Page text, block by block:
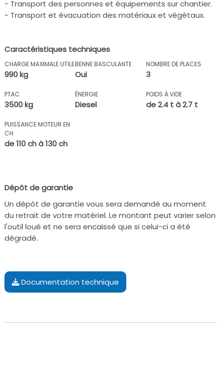
- Transport des personnes et équipements sur chantier.
- Transport et évacuation des matériaux et végétaux.
Caractéristiques techniques
CHARGE MAXIMALE UTILE
990 kg
BENNE BASCULANTE
Oui
NOMBRE DE PLACES
3
PTAC
3500 kg
ÉNERGIE
Diesel
POIDS À VIDE
de 2.4 t à 2.7 t
PUISSANCE MOTEUR EN
CH
de 110 ch à 130 ch
Dépôt de garantie
Un dépôt de garantie vous sera demandé au moment
du retrait de votre matériel. Le montant peut varier selon
l'outil loué et ne sera encaissé que si celui-ci a été
dégradé.
Documentation technique